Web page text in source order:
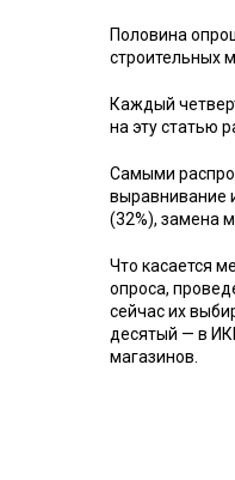
Половина
строительных
Каждый
на эту статью
Самыми
выравнивание
(32%), замена
Что касается
опроса,
сейчас их
десятый — в
магазинов.